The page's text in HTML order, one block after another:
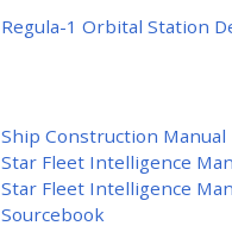
Regula-1 Orbital Station
Ship Construction Manual
Star Fleet Intelligence
Star Fleet Intelligence
Sourcebook